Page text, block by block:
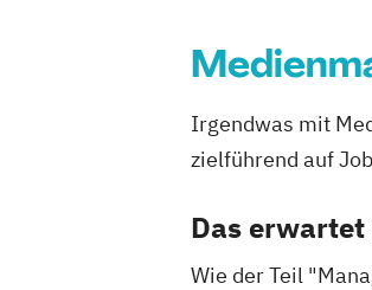
Irgendwas mit
zielführend auf
Das
Wie der Teil